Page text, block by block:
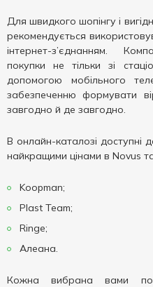
Для швидкого шопінгу і
рекомендується
інтернет-з’єднанням.
покупки не тільки зі
допомогою мобільного
забезпеченню формувати
завгодно й де завгодно.
В онлайн-каталозі доступні
найкращими цінами в Novus
Koopman;
Plast Team;
Ringe;
Алеана.
Кожна вибрана вами